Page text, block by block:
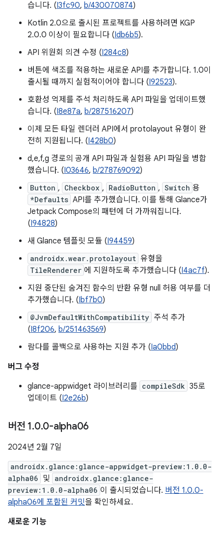
습니다. (I3fc90, b/430070874)
Kotlin 2.0으로 출시된 프로젝트를 사용하려면 KGP
2.0.0 이상이 필요합니다 (Idb6b5).
API 위원회 의견 수정 (I284c8)
버튼에 색조를 적용하는 새로운 API를 추가합니다. 1.0이
출시될 때까지 실험적이어야 합니다 (I92523).
호환성 억제를 주석 처리하도록 API 파일을 업데이트했
습니다. (I8e87a, b/287516207)
이제 모든 타일 렌더러 API에서 protolayout 유형이 완
전히 지원됩니다. (I428b0)
d,e,f,g 경로의 공개 API 파일과 실험용 API 파일을 병합
했습니다. (I03646, b/278769092)
Button , Checkbox , RadioButton , Switch 용
*Defaults API를 추가했습니다. 이를 통해 Glance가
Jetpack Compose의 패턴에 더 가까워집니다.
(I94828)
새 Glance 템플릿 모듈 (I94459)
androidx.wear.protolayout 유형을
TileRenderer 에 지원하도록 추가했습니다 (I4ac7f).
지원 중단된 숨겨진 함수의 반환 유형 null 허용 여부를 더
추가했습니다. (Ibf7b0)
@JvmDefaultWithCompatibility 주석 추가
(I8f206, b/251463569)
람다를 콜백으로 사용하는 지원 추가 (Ia0bbd)
버그 수정
glance-appwidget 라이브러리를 compileSdk 35로
업데이트 (I2e26b)
버전 1.0.0-alpha06
2024년 2월 7일
androidx.glance:glance-appwidget-preview:1.0.0-
alpha06 및 androidx.glance:glance-
preview:1.0.0-alpha06 이 출시되었습니다. 버전 1.0.0-
alpha06에 포함된 커밋을 확인하세요.
새로운 기능